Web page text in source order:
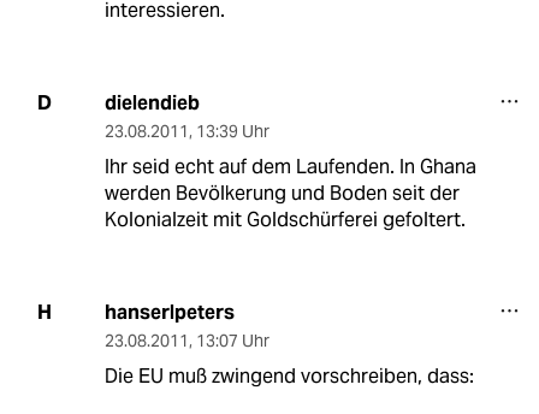
interessieren.
D dielendieb
23.08.2011, 13:39 Uhr
Ihr seid echt auf dem Laufenden. In Ghana
werden Bevölkerung und Boden seit der
Kolonialzeit mit Goldschürferei gefoltert.
H hanserlpeters
23.08.2011, 13:07 Uhr
Die EU muß zwingend vorschreiben, dass: